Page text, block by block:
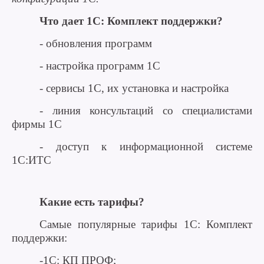
Что дает 1С: Комплект поддержки?
- обновления программ
- настройка программ 1С
- сервисы 1С, их установка и настройка
- линия консультаций со специалистами
фирмы 1С
- доступ к информационной системе
1С:ИТС
Какие есть тарифы?
Самые популярные тарифы 1С: Комплект
поддержки:
-1С: КП ПРОФ;